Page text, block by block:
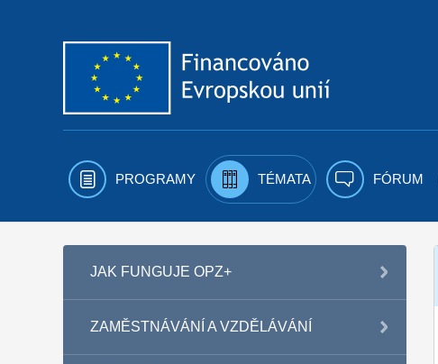
PROGRAMY TÉMATA FÓRUM
JAK FUNGUJE OPZ+
ZAMĚSTNÁVÁNÍ A VZDĚLÁVÁNÍ